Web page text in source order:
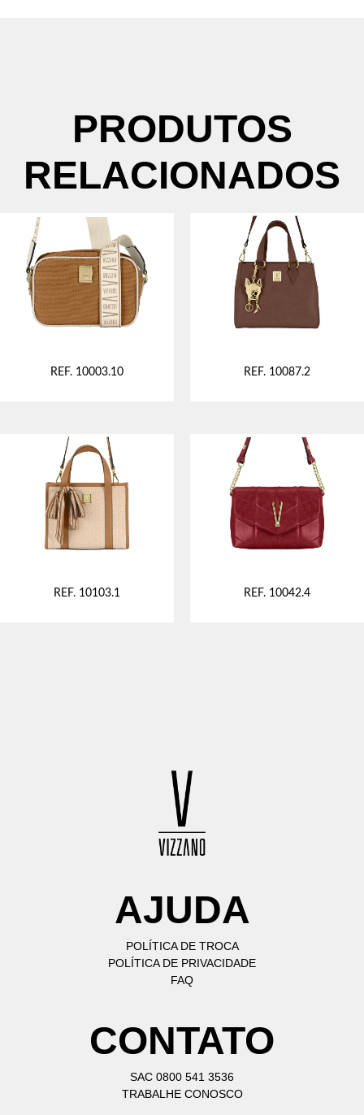
PRODUTOS
RELACIONADOS
REF. 10003.10 REF. 10087.2
REF. 10103.1 REF. 10042.4
AJUDA
POLÍTICA DE TROCA
POLÍTICA DE PRIVACIDADE
FAQ
CONTATO
SAC 0800 541 3536
TRABALHE CONOSCO